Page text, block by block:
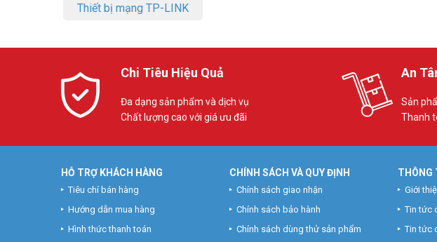
Thiết bị mạng TP-LINK
Chi Tiêu Hiệu Quả
Đa dạng sản phẩm và dịch vụ
Chất lượng cao với giá ưu đãi
An
Sản
Thanh
HỖ TRỢ KHÁCH HÀNG
Tiêu chí bán hàng
Hướng dẫn mua hàng
Hình thức thanh toán
CHÍNH SÁCH VÀ QUY ĐỊNH
Chính sách giao nhận
Chính sách bảo hành
Chính sách dùng thử sản phẩm
THÔNG
Giới
Tin tức
Tin tức